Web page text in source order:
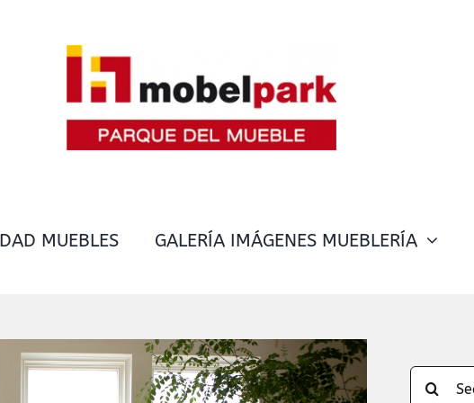
MUEBLES GALERÍA IMÁGENES MUEBLERÍA
Search
for: